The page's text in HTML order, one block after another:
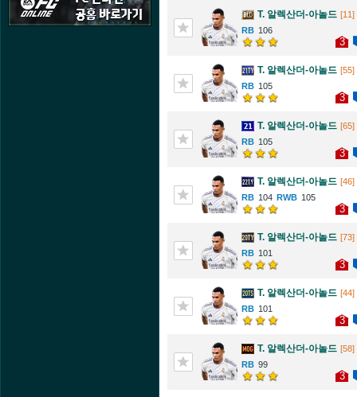
T. 알렉산더-아놀드 [11]
106
3
T. 알렉산더-아놀드 [55]
105
3
T. 알렉산더-아놀드 [65]
105
3
T. 알렉산더-아놀드 [46]
104
105
3
T. 알렉산더-아놀드 [73]
101
3
T. 알렉산더-아놀드 [44]
101
3
T. 알렉산더-아놀드 [58]
99
3